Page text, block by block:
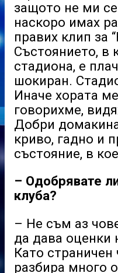
защото не ми
наскоро имах
правих клип за
Състоянието, в
стадиона, е
шокиран.
Иначе хората
говорихме,
Добри
криво, гадно и
състояние, в
– Одобрявате
клуба?
– Не съм аз
да дава оценки
Като страничен
разбира много